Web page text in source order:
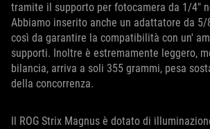
tramite il supporto per fotocamera da 1/4"
Abbiamo inserito anche un adattatore da
così da garantire la compatibilità con un'
supporti. Inoltre è estremamente leggero,
bilancia, arriva a soli 355 grammi, pesa
della concorrenza.
Il ROG Strix Magnus è dotato di